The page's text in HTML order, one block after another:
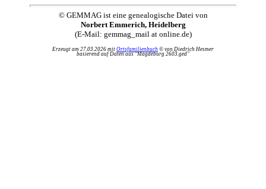
© GEMMAG ist eine genealogische Datei von
Norbert Emmerich, Heidelberg
(E-Mail: gemmag_mail at online.de)
Erzeugt am 27.03.2026 mit Ortsfamilienbuch © von Diedrich Hesmer
basierend auf Daten aus "Magdeburg 2603.ged"